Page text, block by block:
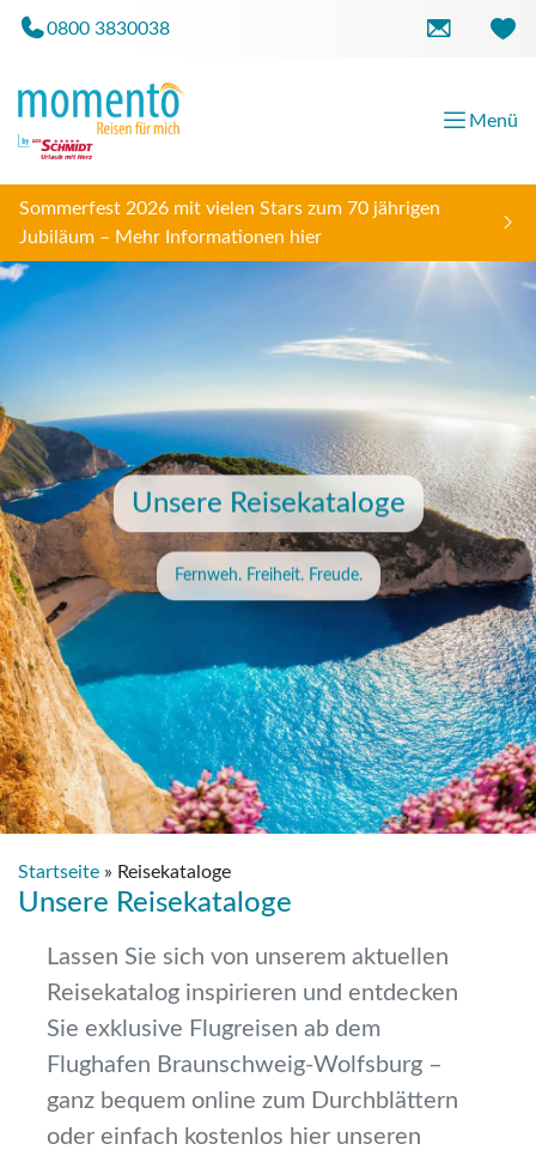
0800 3830038
Menü
Sommerfest 2026 mit vielen Stars zum 70 jährigen
Jubiläum – Mehr Informationen hier
Unsere Reisekataloge
Fernweh. Freiheit. Freude.
Startseite » Reisekataloge
Unsere Reisekataloge
Lassen Sie sich von unserem aktuellen
Reisekatalog inspirieren und entdecken
Sie exklusive Flugreisen ab dem
Flughafen Braunschweig-Wolfsburg –
ganz bequem online zum Durchblättern
oder einfach kostenlos hier unseren